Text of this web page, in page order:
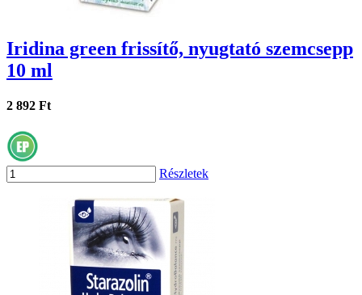
Iridina green frissítő, nyugtató szemcsepp
10 ml
2 892 Ft
Részletek